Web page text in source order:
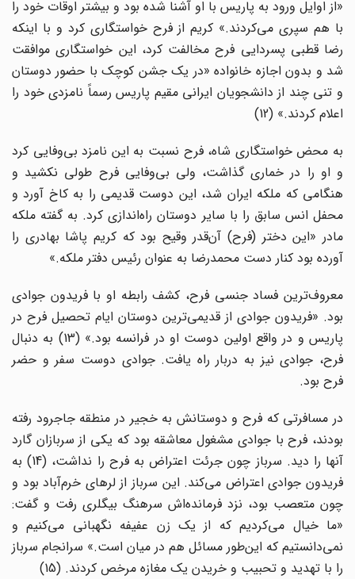
«از اوایل ورود به پاریس با او آشنا شده بود و بیشتر اوقات خود را
با هم سپری می‌کردند.» کریم از فرح خواستگاری کرد و با اینکه
رضا قطبی پسردایی فرح مخالفت کرد، این خواستگاری موافقت
شد و بدون اجازه خانواده «در یک جشن کوچک با حضور دوستان
و تنی چند از دانشجویان ایرانی مقیم پاریس رسماً نامزدی خود را
اعلام کردند.» (12)
به محض خواستگاری شاه، فرح نسبت به این نامزد بی‌وفایی کرد
و او را در خماری گذاشت، ولی بی‌وفایی فرح طولی نکشید و
هنگامی که ملکه ایران شد، این دوست قدیمی را به کاخ آورد و
محفل انس سابق را با سایر دوستان راه‌اندازی کرد. به گفته ملکه
مادر «این دختر (فرح) آن‌قدر وقیح بود که کریم پاشا بهادری را
آورده بود کنار دست محمدرضا به عنوان رئیس دفتر ملکه.»
معروف‌ترین فساد جنسی فرح، کشف رابطه او با فریدون جوادی
بود. «فریدون جوادی از قدیمی‌ترین دوستان ایام تحصیل فرح در
پاریس و در واقع اولین دوست او در فرانسه بود.» (13) به دنبال
فرح، جوادی نیز به دربار راه یافت. جوادی دوست سفر و حضر
فرح بود.
در مسافرتی که فرح و دوستانش به خجیر در منطقه جاجرود رفته
بودند، فرح با جوادی مشغول معاشقه بود که یکی از سربازان گارد
آنها را دید. سرباز چون جرئت اعتراض به فرح را نداشت، (14) به
فریدون جوادی اعتراض می‌کند. این سرباز از لرهای خرم‌آباد بود و
چون متعصب بود، نزد فرمانده‌اش سرهنگ بیگلری رفت و گفت:
«ما خیال می‌کردیم که از یک زن عفیفه نگهبانی می‌کنیم و
نمی‌دانستیم که این‌طور مسائل هم در میان است.» سرانجام سرباز
را با تهدید و تحبیب و خریدن یک مغازه مرخص کردند. (15)